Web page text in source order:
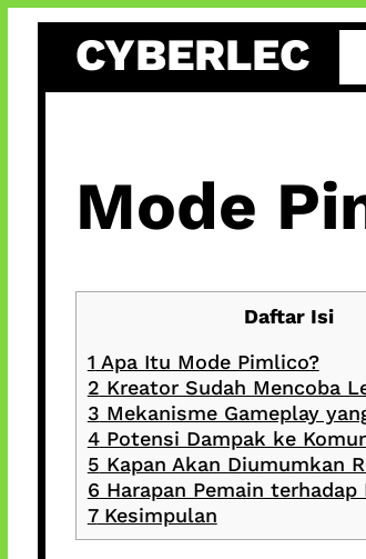
content
CYBERLEC
Mode
Daftar Isi
1 Apa Itu Mode Pimlico?
2 Kreator Sudah Mencoba
3 Mekanisme Gameplay
4Potensi Dampak ke
5 Kapan Akan Diumumkan
6 Harapan Pemain terhadap
7Kesimpulan